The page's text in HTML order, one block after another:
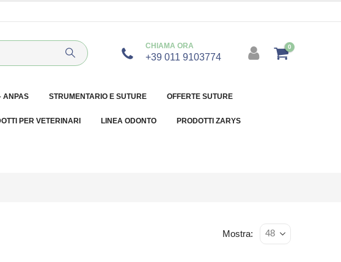
CHIAMA ORA
+39 011 9103774
0
ANPAS STRUMENTARIO E SUTURE OFFERTE SUTURE
PER VETERINARI LINEA ODONTO PRODOTTI ZARYS
Mostra: